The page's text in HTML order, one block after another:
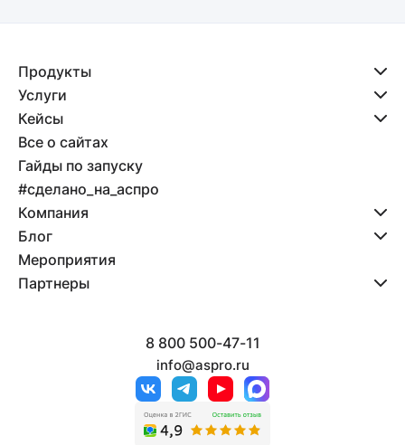
Продукты
Услуги
Кейсы
Все о сайтах
Гайды по запуску
#сделано_на_аспро
Компания
Блог
Мероприятия
Партнеры
8 800 500-47-11
info@aspro.ru